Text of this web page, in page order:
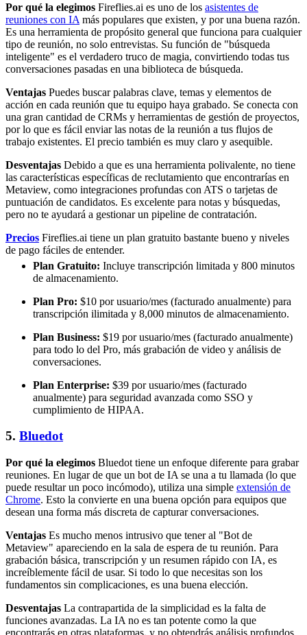
Por qué la elegimos Fireflies.ai es uno de los asistentes de
reuniones con IA más populares que existen, y por una buena razón.
Es una herramienta de propósito general que funciona para cualquier
tipo de reunión, no solo entrevistas. Su función de "búsqueda
inteligente" es el verdadero truco de magia, convirtiendo todas tus
conversaciones pasadas en una biblioteca de búsqueda.
Ventajas Puedes buscar palabras clave, temas y elementos de
acción en cada reunión que tu equipo haya grabado. Se conecta con
una gran cantidad de CRMs y herramientas de gestión de proyectos,
por lo que es fácil enviar las notas de la reunión a tus flujos de
trabajo existentes. El precio también es muy claro y asequible.
Desventajas Debido a que es una herramienta polivalente, no tiene
las características específicas de reclutamiento que encontrarías en
Metaview, como integraciones profundas con ATS o tarjetas de
puntuación de candidatos. Es excelente para notas y búsquedas,
pero no te ayudará a gestionar un pipeline de contratación.
Precios Fireflies.ai tiene un plan gratuito bastante bueno y niveles
de pago fáciles de entender.
Plan Gratuito: Incluye transcripción limitada y 800 minutos
de almacenamiento.
Plan Pro: $10 por usuario/mes (facturado anualmente) para
transcripción ilimitada y 8,000 minutos de almacenamiento.
Plan Business: $19 por usuario/mes (facturado anualmente)
para todo lo del Pro, más grabación de video y análisis de
conversaciones.
Plan Enterprise: $39 por usuario/mes (facturado
anualmente) para seguridad avanzada como SSO y
cumplimiento de HIPAA.
5. Bluedot
Por qué la elegimos Bluedot tiene un enfoque diferente para grabar
reuniones. En lugar de que un bot de IA se una a tu llamada (lo que
puede resultar un poco incómodo), utiliza una simple extensión de
Chrome. Esto la convierte en una buena opción para equipos que
desean una forma más discreta de capturar conversaciones.
Ventajas Es mucho menos intrusivo que tener al "Bot de
Metaview" apareciendo en la sala de espera de tu reunión. Para
grabación básica, transcripción y un resumen rápido con IA, es
increíblemente fácil de usar. Si todo lo que necesitas son los
fundamentos sin complicaciones, es una buena elección.
Desventajas La contrapartida de la simplicidad es la falta de
funciones avanzadas. La IA no es tan potente como la que